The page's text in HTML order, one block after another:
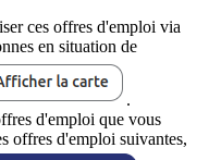
ces offres d'emploi via
en situation de
.
d'emploi que vous
offres d'emploi suivantes,